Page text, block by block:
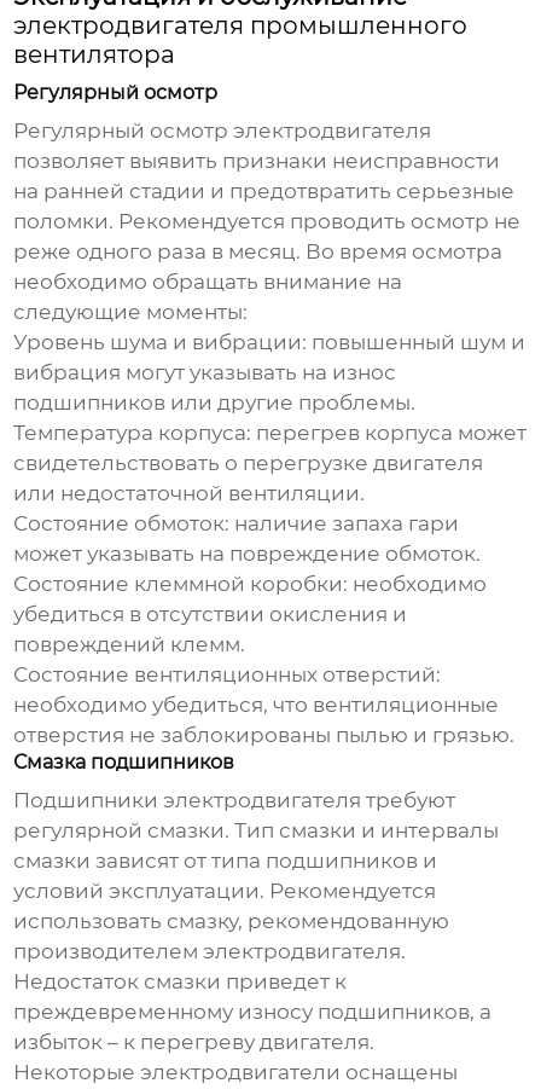
электродвигателя промышленного
вентилятора
Регулярный осмотр
Регулярный осмотрэлектродвигателя
позволяет выявить признаки неисправности
на ранней стадии и предотвратить серьезные
поломки. Рекомендуется проводить осмотр не
реже одного раза в месяц. Во время осмотра
необходимо обращать внимание на
следующие моменты:
Уровень шума и вибрации: повышенный шум и
вибрация могут указывать на износ
подшипников или другие проблемы.
Температура корпуса: перегрев корпуса может
свидетельствовать о перегрузкедвигателя
или недостаточной вентиляции.
Состояние обмоток: наличие запаха гари
может указывать на повреждение обмоток.
Состояние клеммной коробки: необходимо
убедиться в отсутствии окисления и
повреждений клемм.
Состояние вентиляционных отверстий:
необходимо убедиться, что вентиляционные
отверстия не заблокированы пылью и грязью.
Смазка подшипников
Подшипникиэлектродвигателя требуют
регулярной смазки. Тип смазки и интервалы
смазки зависят от типа подшипников и
условий эксплуатации. Рекомендуется
использовать смазку, рекомендованную
производителемэлектродвигателя.
Недостаток смазки приведет к
преждевременному износу подшипников, а
избыток – к перегревудвигателя.
Некоторыеэлектродвигатели оснащены